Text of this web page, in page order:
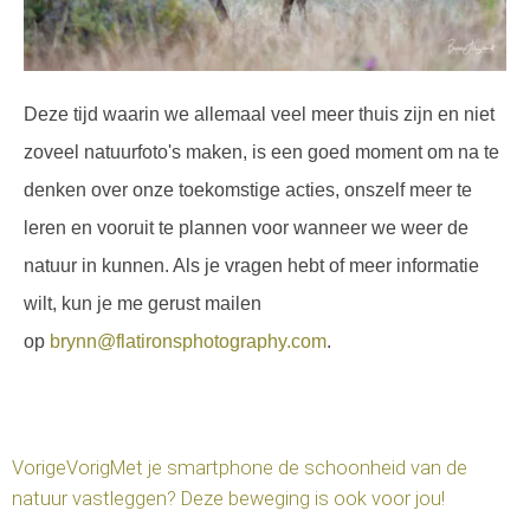
Deze tijd waarin we allemaal veel meer thuis zijn en niet
zoveel natuurfoto's maken, is een goed moment om na te
denken over onze toekomstige acties, onszelf meer te
leren en vooruit te plannen voor wanneer we weer de
natuur in kunnen. Als je vragen hebt of meer informatie
wilt, kun je me gerust mailen
op brynn@flatironsphotography.com.
VorigeVorigMet je smartphone de schoonheid van de
natuur vastleggen? Deze beweging is ook voor jou!